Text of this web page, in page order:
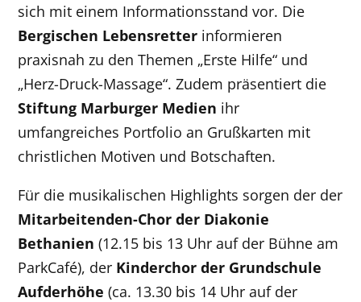
sich mit einem Informationsstand vor. Die
Bergischen Lebensretter informieren
praxisnah zu den Themen „Erste Hilfe“ und
„Herz-Druck-Massage“. Zudem präsentiert die
Stiftung Marburger Medien ihr
umfangreiches Portfolio an Grußkarten mit
christlichen Motiven und Botschaften.
Für die musikalischen Highlights sorgen der der
Mitarbeitenden-Chor der Diakonie
Bethanien (12.15 bis 13 Uhr auf der Bühne am
ParkCafé), der Kinderchor der Grundschule
Aufderhöhe (ca. 13.30 bis 14 Uhr auf der